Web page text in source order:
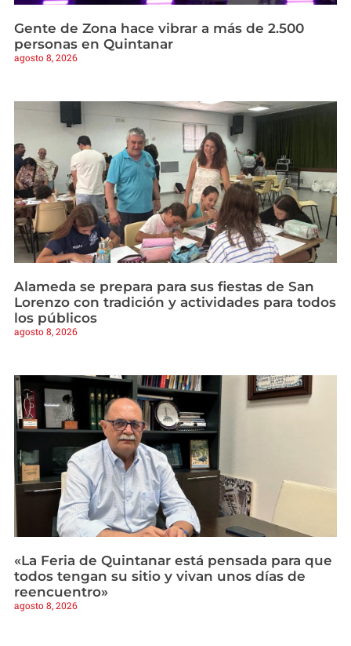
Gente de Zona hace vibrar a más de 2.500
personas en Quintanar
agosto 8, 2026
Alameda se prepara para sus fiestas de San
Lorenzo con tradición y actividades para todos
los públicos
agosto 8, 2026
«La Feria de Quintanar está pensada para que
todos tengan su sitio y vivan unos días de
reencuentro»
agosto 8, 2026